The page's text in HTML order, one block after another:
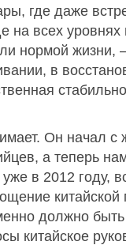
где даже
всех уровнях
нормой жизни,
в
Он начал с
а теперь
в 2012 году,
должно
китайское